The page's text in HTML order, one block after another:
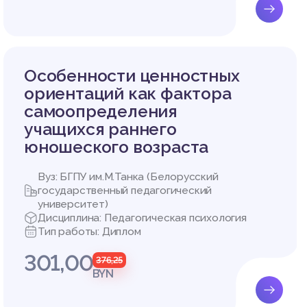
ОСО
этом
позит
и суб
рост.
пр
котор
труд
ка
Особенности ценностных
ориентаций как фактора
самоопределения
учащихся раннего
юношеского возраста
Вуз: БГПУ им.М.Танка (Белорусский
государственный педагогический
университет)
Дисциплина: Педагогическая психология
Тип работы: Диплом
301,00 376,25
BYN